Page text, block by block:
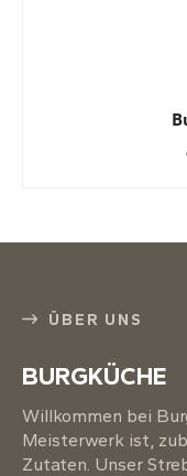
ÜBER UNS
BURGKÜCHE
Willkommen bei
Meisterwerk ist,
Zutaten. Unser